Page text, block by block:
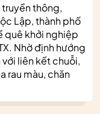
thông,
Lập, thành phố
quê khởi nghiệp
Nhờ định hướng
liên kết chuỗi,
rau màu, chăn